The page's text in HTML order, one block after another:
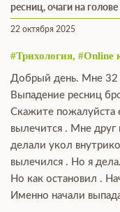
ресниц, очаги на голове
22 октября 2025
#Трихология, #Online
Добрый день. Мне 32
Выпадение ресниц
Скажите пожалуйста
вылечится . Мне друг
делали укол
вылечился . Но я
Но как остановил .
Именно начали